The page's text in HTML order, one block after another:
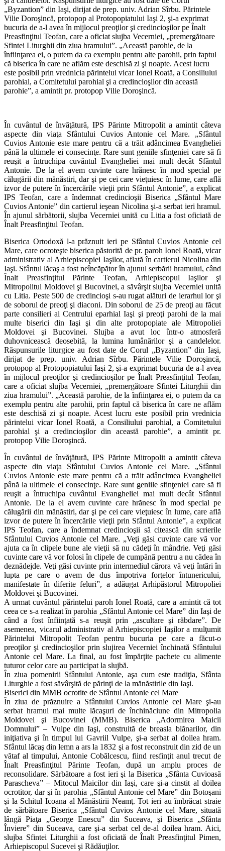
„Byzantion” din Iaşi, dirijat de prep. univ. Adrian Sîrbu. Părintele
Vilie Doroşincă, protopop al Protopopiatului Iaşi 2, şi-a exprimat
bucuria de a-l avea în mijlocul preoţilor şi credincioşilor pe Înalt
Preasfinţitul Teofan, care a oficiat slujba Vecerniei, „premergătoare
Sfintei Liturghii din ziua hramului”. „Această parohie, de la
înfiinţarea ei, o putem da ca exemplu pentru alte parohii, prin faptul
că biserica în care ne aflăm este deschisă zi şi noapte. Acest lucru
este posibil prin vrednicia părintelui vicar Ionel Roată, a Consiliului
parohial, a Comitetului parohial şi a credincioşilor din această
parohie”, a amintit pr. protopop Vilie Doroşincă.
În cuvântul de învăţătură, IPS Părinte Mitropolit a amintit câteva
aspecte din viaţa Sfântului Cuvios Antonie cel Mare. „Sfântul
Cuvios Antonie este mare pentru că a trăit adâncimea Evangheliei
până la ultimele ei consecinţe. Rare sunt geniile sfinţeniei care să fi
reuşit a întruchipa cuvântul Evangheliei mai mult decât Sfântul
Antonie. De la el avem cuvinte care hrănesc în mod special pe
călugării din mănăstiri, dar şi pe cei care vieţuiesc în lume, care află
izvor de putere în încercările vieţii prin Sfântul Antonie”, a explicat
IPS Teofan, care a îndemnat credincioşii Biserica „Sfântul Mare
Cuvios Antonie” din cartierul ieşean Nicolina şi-a serbat ieri hramul.
În ajunul sărbătorii, slujba Vecerniei unită cu Litia a fost oficiată de
Înalt Preasfinţitul Teofan.
Biserica Ortodoxă l-a prăznuit ieri pe Sfântul Cuvios Antonie cel
Mare, care ocroteşte biserica păstorită de pr. paroh Ionel Roată, vicar
administrativ al Arhiepiscopiei Iaşilor, aflată în cartierul Nicolina din
Iaşi. Sfântul lăcaş a fost neîncăpător în ajunul serbării hramului, când
Înalt Preasfinţitul Părinte Teofan, Arhiepiscopul Iaşilor şi
Mitropolitul Moldovei şi Bucovinei, a săvârşit slujba Vecerniei unită
cu Litia. Peste 500 de credincioşi s-au rugat alături de ierarhul lor şi
de soborul de preoţi şi diaconi. Din soborul de 25 de preoţi au făcut
parte consilieri ai Centrului eparhial Iaşi şi preoţi parohi de la mai
multe biserici din Iaşi şi din alte protopopiate ale Mitropoliei
Moldovei şi Bucovinei. Slujba a avut loc într-o atmosferă
duhovnicească deosebită, la lumina lumânărilor şi a candelelor.
Răspunsurile liturgice au fost date de Corul „Byzantion” din Iaşi,
dirijat de prep. univ. Adrian Sîrbu. Părintele Vilie Doroşincă,
protopop al Protopopiatului Iaşi 2, şi-a exprimat bucuria de a-l avea
în mijlocul preoţilor şi credincioşilor pe Înalt Preasfinţitul Teofan,
care a oficiat slujba Vecerniei, „premergătoare Sfintei Liturghii din
ziua hramului”. „Această parohie, de la înfiinţarea ei, o putem da ca
exemplu pentru alte parohii, prin faptul că biserica în care ne aflăm
este deschisă zi şi noapte. Acest lucru este posibil prin vrednicia
părintelui vicar Ionel Roată, a Consiliului parohial, a Comitetului
parohial şi a credincioşilor din această parohie”, a amintit pr.
protopop Vilie Doroşincă.
În cuvântul de învăţătură, IPS Părinte Mitropolit a amintit câteva
aspecte din viaţa Sfântului Cuvios Antonie cel Mare. „Sfântul
Cuvios Antonie este mare pentru că a trăit adâncimea Evangheliei
până la ultimele ei consecinţe. Rare sunt geniile sfinţeniei care să fi
reuşit a întruchipa cuvântul Evangheliei mai mult decât Sfântul
Antonie. De la el avem cuvinte care hrănesc în mod special pe
călugării din mănăstiri, dar şi pe cei care vieţuiesc în lume, care află
izvor de putere în încercările vieţii prin Sfântul Antonie”, a explicat
IPS Teofan, care a îndemnat credincioşii să citească din scrierile
Sfântului Cuvios Antonie cel Mare. „Veţi găsi cuvinte care vă vor
ajuta ca în clipele bune ale vieţii să nu cădeţi în mândrie. Veţi găsi
cuvinte care vă vor folosi în clipele de cumpănă pentru a nu cădea în
deznădejde. Veţi găsi cuvinte prin intermediul cărora vă veţi întări în
lupta pe care o avem de dus împotriva forţelor întunericului,
manifestate în diferite feluri”, a adăugat Arhipăstorul Mitropoliei
Moldovei şi Bucovinei.
A urmat cuvântul părintelui paroh Ionel Roată, care a amintit că tot
ceea ce s-a realizat în parohia „Sfântul Antonie cel Mare” din Iaşi de
când a fost înfiinţată s-a reuşit prin „ascultare şi răbdare”. De
asemenea, vicarul administrativ al Arhiepiscopiei Iaşilor a mulţumit
Părintelui Mitropolit Teofan pentru bucuria pe care a făcut-o
preoţilor şi credincioşilor prin slujirea Vecerniei închinată Sfântului
Antonie cel Mare. La final, au fost împărţite pachete cu alimente
tuturor celor care au participat la slujbă.
În ziua pomenirii Sfântului Antonie, aşa cum este tradiţia, Sfânta
Liturghie a fost săvârşită de părinţi de la mănăstirile din Iaşi.
Biserici din MMB ocrotite de Sfântul Antonie cel Mare
În ziua de prăznuire a Sfântului Cuvios Antonie cel Mare şi-au
serbat hramul mai multe lăcaşuri de închinăciune din Mitropolia
Moldovei şi Bucovinei (MMB). Biserica „Adormirea Maicii
Domnului” – Vulpe din Iaşi, construită de breasla blănarilor, din
iniţiativa şi în timpul lui Gavriil Vulpe, şi-a serbat al doilea hram.
Sfântul lăcaş din lemn a ars la 1832 şi a fost reconstruit din zid de un
vătaf al timpului, Antonie Cobălcescu, fiind resfinţit anul trecut de
Înalt Preasfinţitul Părinte Teofan, după un amplu proces de
reconsolidare. Sărbătoare a fost ieri şi la Biserica „Sfânta Cuvioasă
Parascheva” – Mitocul Maicilor din Iaşi, care şi-a cinstit al doilea
ocrotitor, dar şi în parohia „Sfântul Antonie cel Mare” din Botoşani
şi la Schitul Icoana al Mănăstirii Neamţ. Tot ieri au îmbrăcat straie
de sărbătoare Biserica „Sfântul Cuvios Antonie cel Mare, situată
lângă Piaţa „George Enescu” din Suceava, şi Biserica „Sfânta
Înviere” din Suceava, care şi-a serbat cel de-al doilea hram. Aici,
slujba Sfintei Liturghii a fost oficiată de Înalt Preasfinţitul Pimen,
Arhiepiscopul Sucevei şi Rădăuţilor.